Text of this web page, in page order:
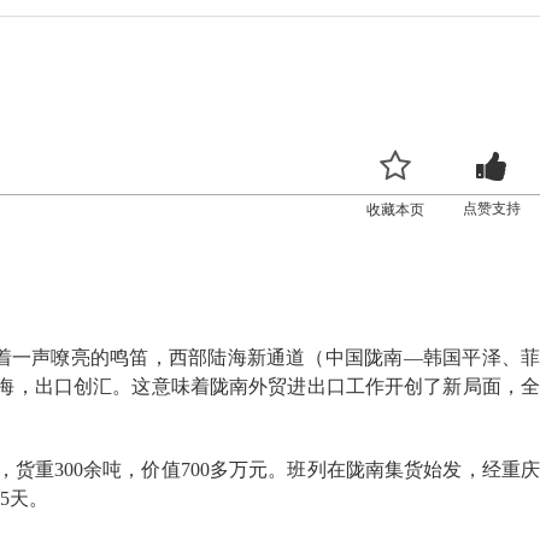
收藏本页 点赞支持
一声嘹亮的鸣笛，西部陆海新通道（中国陇南—韩国平泽、菲
出口创汇。这意味着陇南外贸进出口工作开创了新局面，全
重300余吨，价值700多万元。班列在陇南集货始发，经重庆
。